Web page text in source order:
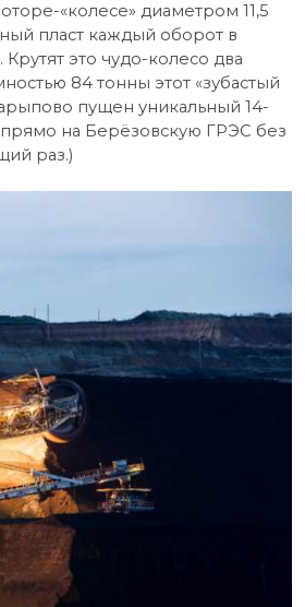
«колесе» диаметром 11,5
пласт каждый оборот в
это чудо-колесо два
84 тонны этот «зубастый
пущен уникальный 14-
на Берёзовскую ГРЭС без
раз.)